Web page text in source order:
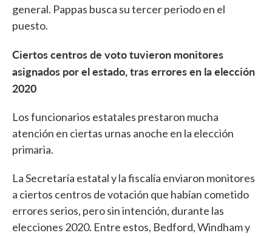
general. Pappas busca su tercer periodo en el
puesto.
Ciertos centros de voto tuvieron monitores
asignados por el estado, tras errores en la elección
2020
Los funcionarios estatales prestaron mucha
atención en ciertas urnas anoche en la elección
primaria.
La Secretaría estatal y la fiscalía enviaron monitores
a ciertos centros de votación que habían cometido
errores serios, pero sin intención, durante las
elecciones 2020. Entre estos, Bedford, Windham y